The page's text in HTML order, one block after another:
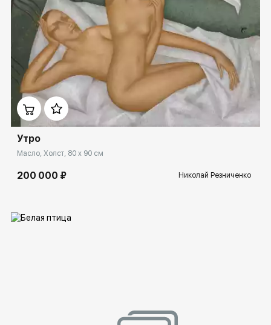
Домен: spb.rakovgallery.ru
Утро
Масло, Холст, 80 x 90 см
200 000 ₽ Николай Резниченко